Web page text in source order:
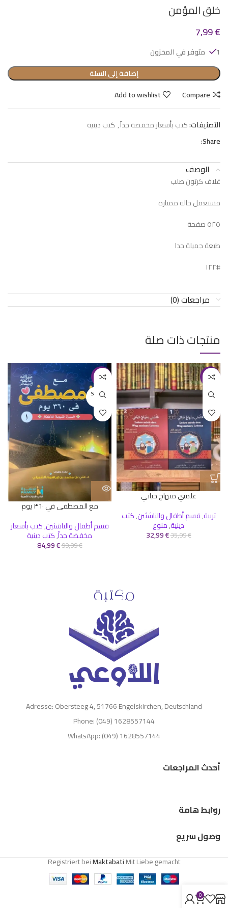
خلق المؤمن
7,99€
1 متوفر في المخزون
إضافة إلى السلة
Compare
Add to wishlist
التصنيفات:كتب بأسعار مخفضة جداً, كتب دينية
Share:
الوصف
غلاف كرتون صلب
مستعمل حالة ممتازة
٥٢٥ صفحة
طبعة جميلة جدا
#١٢٢
مراجعات (0)
منتجات ذات صلة
-8%
علمني منهاج حياتي
تربية,قسم أطفال والناشئين,كتب
دينية,منوع
35,99€
32,99€
-15%
SOLD O
UT
مع المصطفى في ٣٦٠ يوم
قسم أطفال والناشئين,كتب بأسعار
مخفضة جداً,كتب دينية
99,99€
84,99€
Adresse: Obersteeg 4, 51766 Engelskirchen, Deutschland
Phone: (049) 1628557144
WhatsApp: (049) 1628557144
أحدث المراجعات
روابط هامة
وصول سريع
Registriert beiMaktabatiMit Liebe gemacht
0